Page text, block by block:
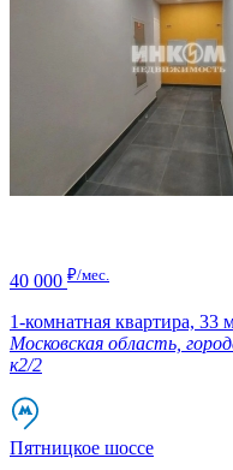
40 000 ₽/мес.
1-комнатная квартира, 33
Московская область,
к2/2
Пятницкое шоссе